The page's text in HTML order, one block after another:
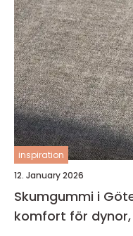
inspiration
12. January 2026
Skumgummi i
komfort för